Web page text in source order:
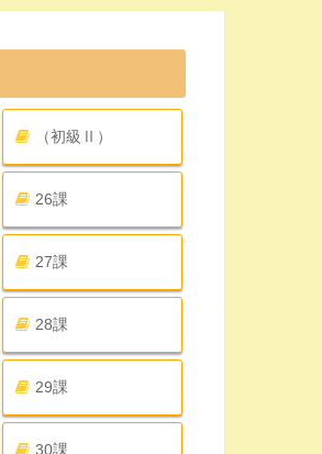
（初級Ⅱ）
26課
27課
28課
29課
30課